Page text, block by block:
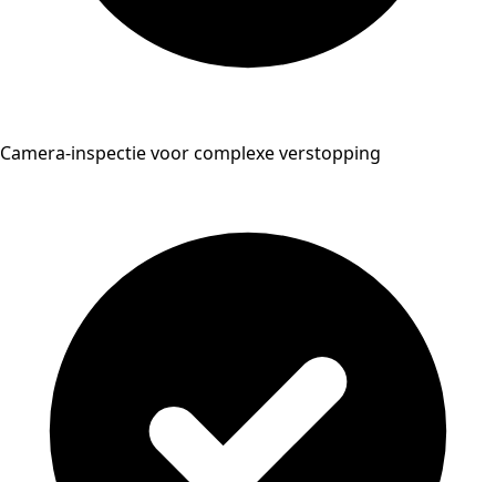
Camera-inspectie voor complexe verstopping